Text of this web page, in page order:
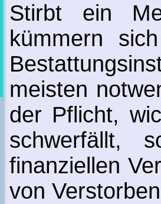
Stirbt ein
kümmern
meisten
der Pflicht,
schwerfällt,
finanziellen
von